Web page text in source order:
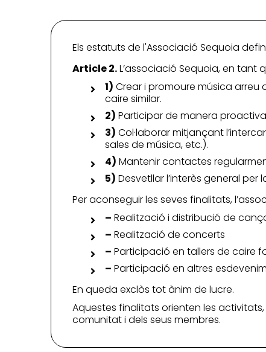
Els estatuts de l'Associació Sequoia
Article 2.L’associació Sequoia, en tant
1) Crear i promoure música
caire similar.
2) Participar de manera
3) Col·laborar mitjançant
sales de música, etc.).
4) Mantenir contactes
5) Desvetllar l’interès general
Per aconseguir les seves finalitats,
– Realització i distribució de
– Realització de concerts
– Participació en tallers de caire
– Participació en altres
En queda exclòs tot ànim de lucre.
Aquestes finalitats orienten les
comunitat i dels seus membres.